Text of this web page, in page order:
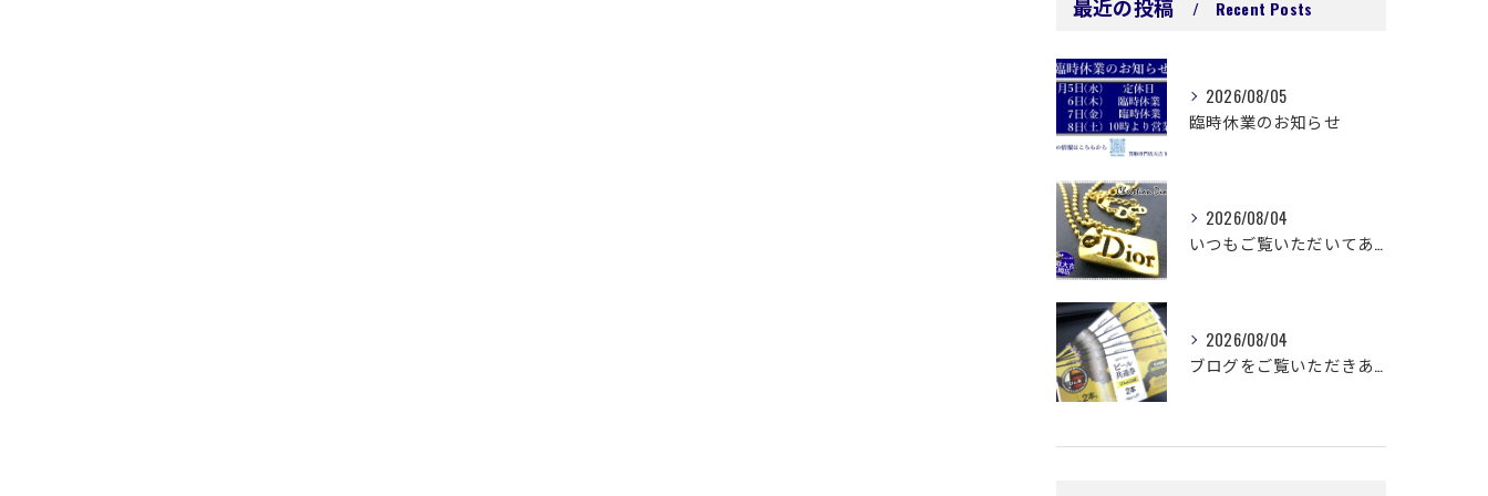
最近の投稿 Recent Posts
2026/08/05
臨時休業のお知らせ
2026/08/04
いつもご覧いただいてありがとうございます😊
2026/08/04
ブログをご覧いただきありがとうございます🙇‍♀️ 延岡市浜町...